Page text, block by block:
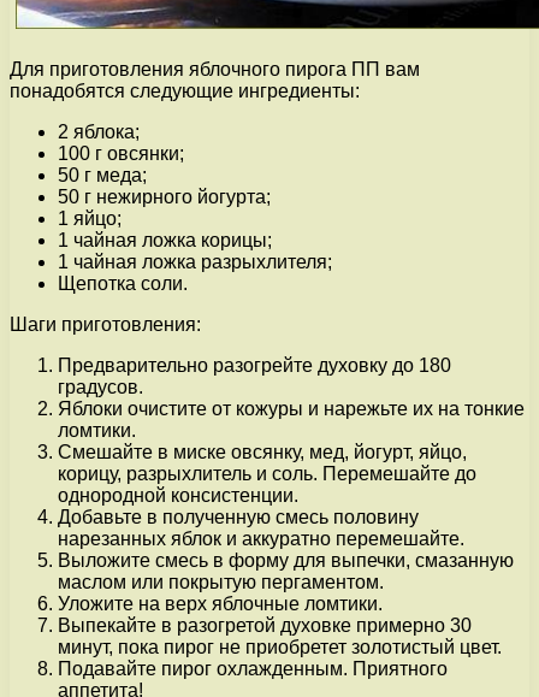
Для приготовления яблочного пирога ПП вам
понадобятся следующие ингредиенты:
2 яблока;
100 г овсянки;
50 г меда;
50 г нежирного йогурта;
1 яйцо;
1 чайная ложка корицы;
1 чайная ложка разрыхлителя;
Щепотка соли.
Шаги приготовления:
Предварительно разогрейте духовку до 180
градусов.
Яблоки очистите от кожуры и нарежьте их на тонкие
ломтики.
Смешайте в миске овсянку, мед, йогурт, яйцо,
корицу, разрыхлитель и соль. Перемешайте до
однородной консистенции.
Добавьте в полученную смесь половину
нарезанных яблок и аккуратно перемешайте.
Выложите смесь в форму для выпечки, смазанную
маслом или покрытую пергаментом.
Уложите на верх яблочные ломтики.
Выпекайте в разогретой духовке примерно 30
минут, пока пирог не приобретет золотистый цвет.
Подавайте пирог охлажденным. Приятного
аппетита!